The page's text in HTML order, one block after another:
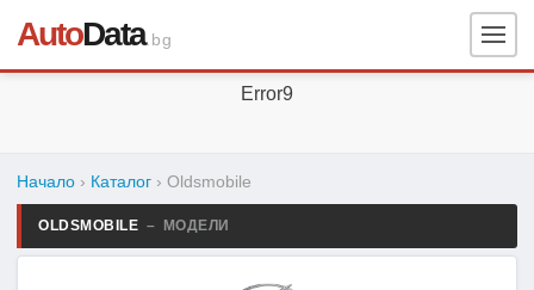
AutoData.bg
Error9
Начало › Каталог › Oldsmobile
OLDSMOBILE – МОДЕЛИ